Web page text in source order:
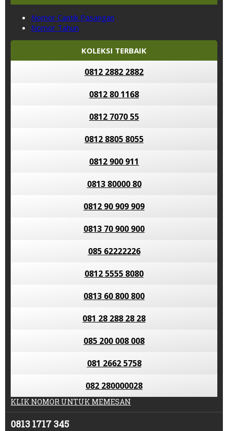
Nomor Cantik Pasangan
Nomor Tahun
KOLEKSI TERBAIK
0812 2882 2882
0812 80 1168
0812 7070 55
0812 8805 8055
0812 900 911
0813 80000 80
0812 90 909 909
0813 70 900 900
085 62222226
0812 5555 8080
0813 60 800 800
081 28 288 28 28
085 200 008 008
081 2662 5758
082 280000028
KLIK NOMOR UNTUK MEMESAN
0813 1717 345